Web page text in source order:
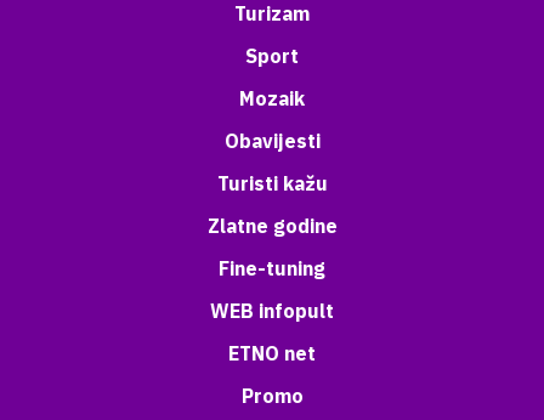
Turizam
Sport
Mozaik
Obavijesti
Turisti kažu
Zlatne godine
Fine-tuning
WEB infopult
ETNO net
Promo